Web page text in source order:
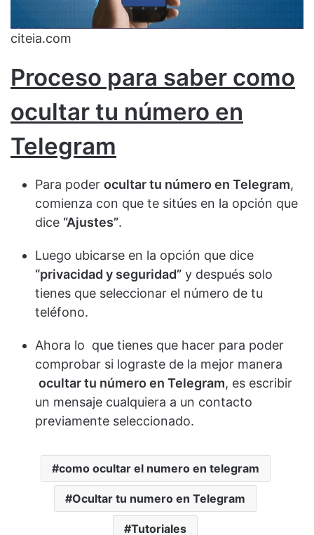
citeia.com
Proceso para saber como
ocultar tu número en
Telegram
Para poder ocultar tu número en Telegram,
comienza con que te sitúes en la opción que
dice “Ajustes”.
Luego ubicarse en la opción que dice
“privacidad y seguridad” y después solo
tienes que seleccionar el número de tu
teléfono.
Ahora lo que tienes que hacer para poder
comprobar si lograste de la mejor manera
ocultar tu número en Telegram, es escribir
un mensaje cualquiera a un contacto
previamente seleccionado.
como ocultar el numero en telegram
Ocultar tu numero en Telegram
Tutoriales